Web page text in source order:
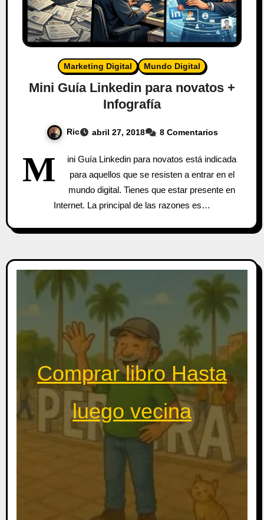
Marketing Digital Mundo Digital
Mini Guía Linkedin para novatos +
Infografía
Ric abril 27, 2018 8 Comentarios
M
ini Guía Linkedin para novatos está indicada
para aquellos que se resisten a entrar en el
mundo digital. Tienes que estar presente en
Internet. La principal de las razones es…
Comprar libro Hasta
luego vecina